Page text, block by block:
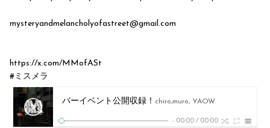
mysteryandmelancholyofastreet@gmail.com
https://x.com/MMofASt
#ミスメラ
バーイベント公開収録！ chiro,muro, YAOW
- 00:00 / 00:00